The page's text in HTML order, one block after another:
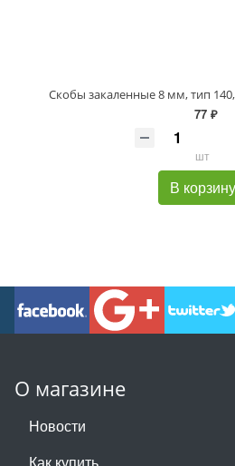
Скобы закаленные 8 мм, тип
77 ₽
шт
В корзину
О магазине
Новости